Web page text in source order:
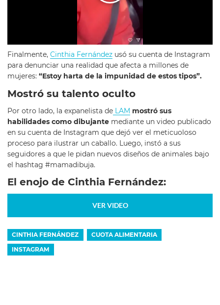
Finalmente, Cinthia Fernández usó su cuenta de Instagram
para denunciar una realidad que afecta a millones de
mujeres: “Estoy harta de la impunidad de estos tipos”.
Mostró su talento oculto
Por otro lado, la expanelista de LAM mostró sus
habilidades como dibujante mediante un video publicado
en su cuenta de Instagram que dejó ver el meticuoloso
proceso para ilustrar un caballo. Luego, instó a sus
seguidores a que le pidan nuevos diseños de animales bajo
el hashtag #mamadibuja.
El enojo de Cinthia Fernández:
VER VIDEO
CINTHIA FERNÁNDEZ CUOTA ALIMENTARIA
INSTAGRAM